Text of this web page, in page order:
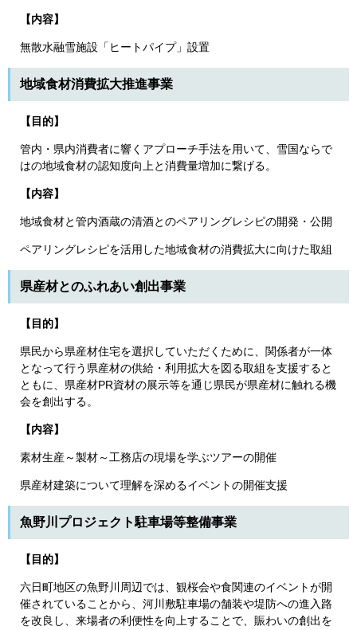
【内容】
無散水融雪施設「ヒートパイプ」設置
地域食材消費拡大推進事業
【目的】
管内・県内消費者に響くアプローチ手法を用いて、雪国ならで
はの地域食材の認知度向上と消費量増加に繋げる。
【内容】
地域食材と管内酒蔵の清酒とのペアリングレシピの開発・公開
ペアリングレシピを活用した地域食材の消費拡大に向けた取組
県産材とのふれあい創出事業
【目的】
県民から県産材住宅を選択していただくために、関係者が一体
となって行う県産材の供給・利用拡大を図る取組を支援すると
ともに、県産材PR資材の展示等を通じ県民が県産材に触れる機
会を創出する。
【内容】
素材生産～製材～工務店の現場を学ぶツアーの開催
県産材建築について理解を深めるイベントの開催支援
魚野川プロジェクト駐車場等整備事業
【目的】
六日町地区の魚野川周辺では、観桜会や食関連のイベントが開
催されていることから、河川敷駐車場の舗装や堤防への進入路
を改良し、来場者の利便性を向上することで、賑わいの創出を